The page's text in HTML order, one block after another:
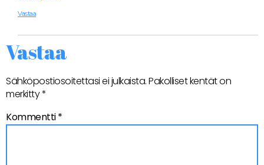
Vastaa
Vastaa
Sähköpostiosoitettasi ei julkaista.Pakolliset kentät on
merkitty*
Kommentti*